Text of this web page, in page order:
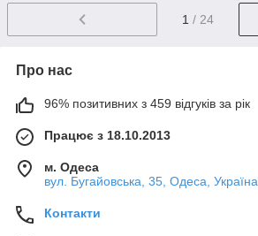
1 / 24
Про нас
96% позитивних з 459 відгуків за рік
Працює з 18.10.2013
м. Одеса
вул. Бугайовська, 35, Одеса, Україна
Контакти